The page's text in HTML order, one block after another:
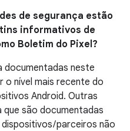
de segurança estão
informativos de
Boletim do Pixel?
documentadas neste
o nível mais recente do
Android. Outras
que são documentadas
/ parceiros não